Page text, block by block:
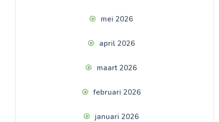
mei 2026
april 2026
maart 2026
februari 2026
januari 2026